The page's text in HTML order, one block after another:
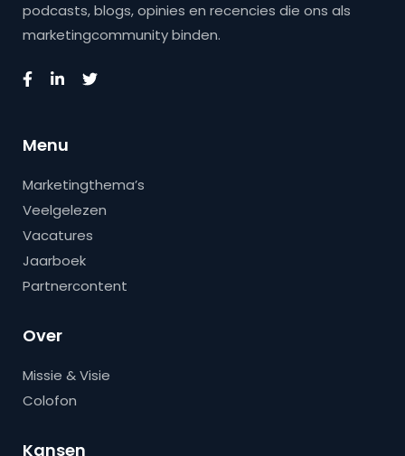
podcasts, blogs, opinies en recencies die ons als
marketingcommunity binden.
Menu
Marketingthema’s
Veelgelezen
Vacatures
Jaarboek
Partnercontent
Over
Missie & Visie
Colofon
Kansen